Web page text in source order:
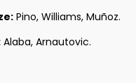
Pino, Williams, Muñoz.
Alaba, Arnautovic.